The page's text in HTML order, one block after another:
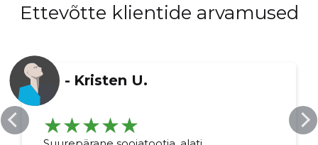
Ettevõtte klientide arvamused
- Kristen U.